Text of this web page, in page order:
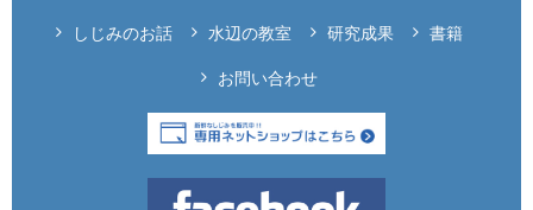
しじみのお話 水辺の教室 研究成果 書籍
お問い合わせ